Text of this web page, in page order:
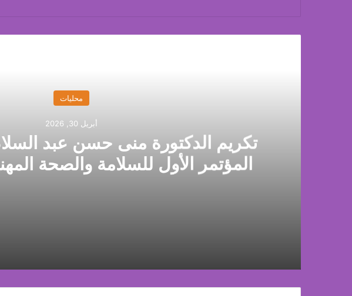
محليات
أبريل 30, 2026
تكريم الدكتورة منى حسن عبد
المؤتمر الأول للسلامة والصحة